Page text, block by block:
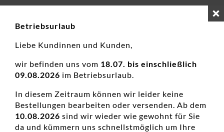
zzgl.Versandkosten
Betriebsurlaub
Liebe Kundinnen und Kunden,
wir befinden uns vom 18.07. bis einschließlich
09.08.2026 im Betriebsurlaub.
In diesem Zeitraum können wir leider keine
Bestellungen bearbeiten oder versenden. Ab dem
10.08.2026 sind wir wieder wie gewohnt für Sie
da und kümmern uns schnellstmöglich um Ihre